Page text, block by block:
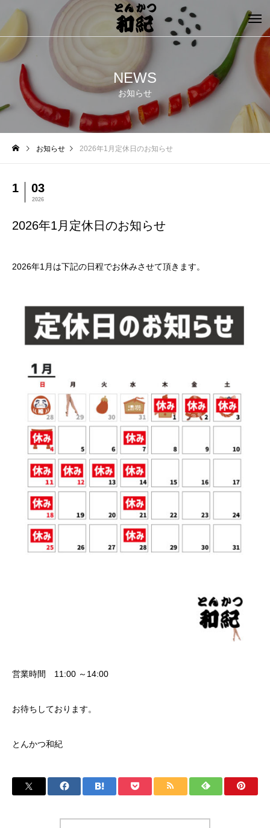
NEWS
お知らせ
お知らせ 2026年1月定休日のお知らせ
1 03
2026
2026年1月定休日のお知らせ
2026年1月は下記の日程でお休みさせて頂きます。
営業時間 11:00 ～14:00
お待ちしております。
とんかつ和紀